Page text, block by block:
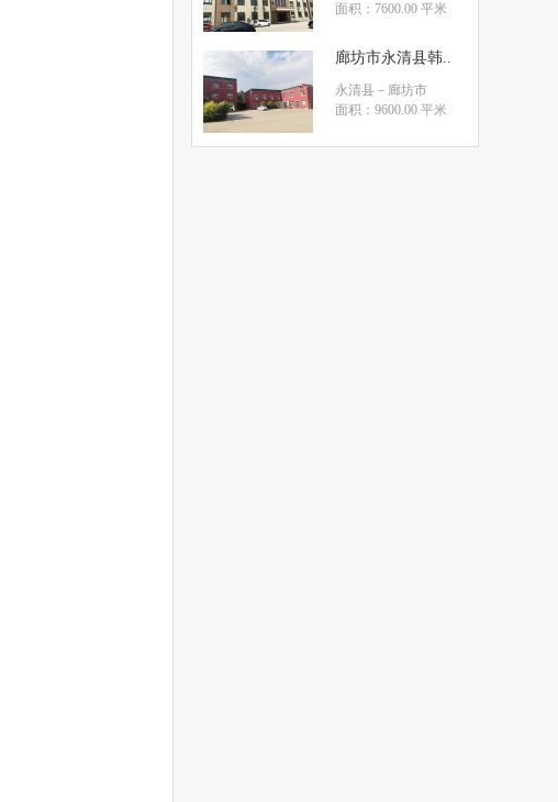
面积：7600.00 平米
廊坊市永清县韩..
永清县 －廊坊市
面积：9600.00 平米